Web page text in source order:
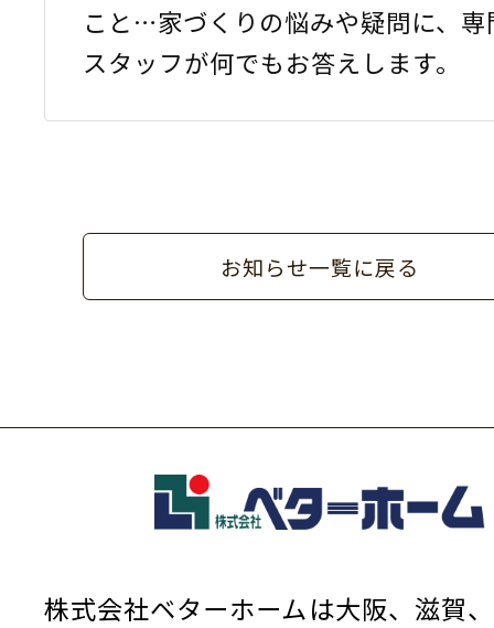
こと…家づくりの悩みや疑問に、専
スタッフが何でもお答えします。
お知らせ一覧に戻る
株式会社ベターホームは大阪、滋賀